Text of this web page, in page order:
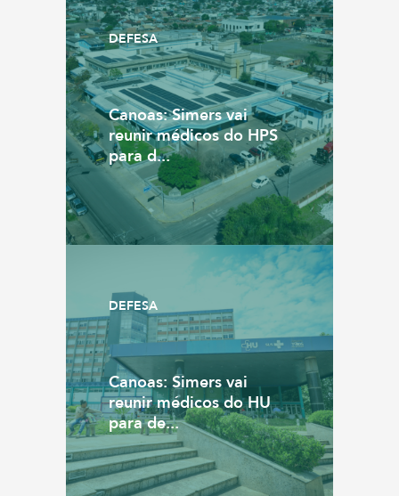
DEFESA
Canoas: Simers vai
reunir médicos do HPS
para d...
DEFESA
Canoas: Simers vai
reunir médicos do HU
para de...